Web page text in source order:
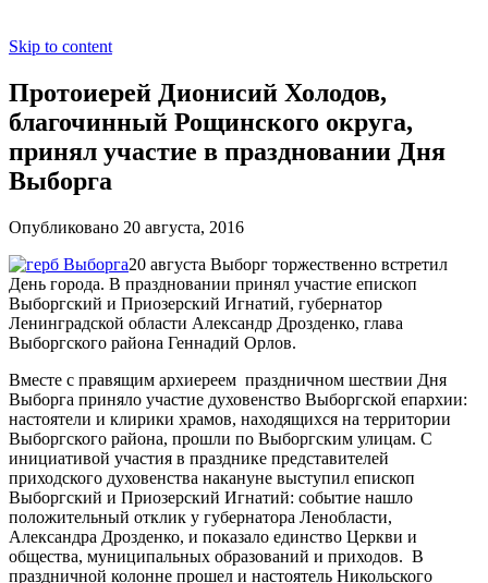
Skip to content
Протоиерей Дионисий Холодов,
благочинный Рощинского округа,
принял участие в праздновании Дня
Выборга
Опубликовано 20 августа, 2016
20 августа Выборг торжественно встретил
День города. В праздновании принял участие епископ
Выборгский и Приозерский Игнатий, губернатор
Ленинградской области Александр Дрозденко, глава
Выборгского района Геннадий Орлов.
Вместе с правящим архиереем праздничном шествии Дня
Выборга приняло участие духовенство Выборгской епархии:
настоятели и клирики храмов, находящихся на территории
Выборгского района, прошли по Выборгским улицам. С
инициативой участия в празднике представителей
приходского духовенства накануне выступил епископ
Выборгский и Приозерский Игнатий: событие нашло
положительный отклик у губернатора Ленобласти,
Александра Дрозденко, и показало единство Церкви и
общества, муниципальных образований и приходов. В
праздничной колонне прошел и настоятель Никольского